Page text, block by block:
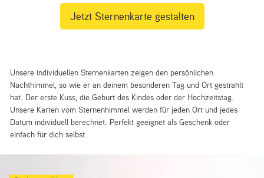
Unsere individuellen Sternenkarten zeigen den persönlichen
Nachthimmel, so wie er an deinem besonderen Tag und Ort gestrahlt
hat. Der erste Kuss, die Geburt des Kindes oder der Hochzeitstag.
Unsere Karten vom Sternenhimmel werden für jeden Ort und jedes
Datum individuell berechnet. Perfekt geeignet als Geschenk oder
einfach für dich selbst.